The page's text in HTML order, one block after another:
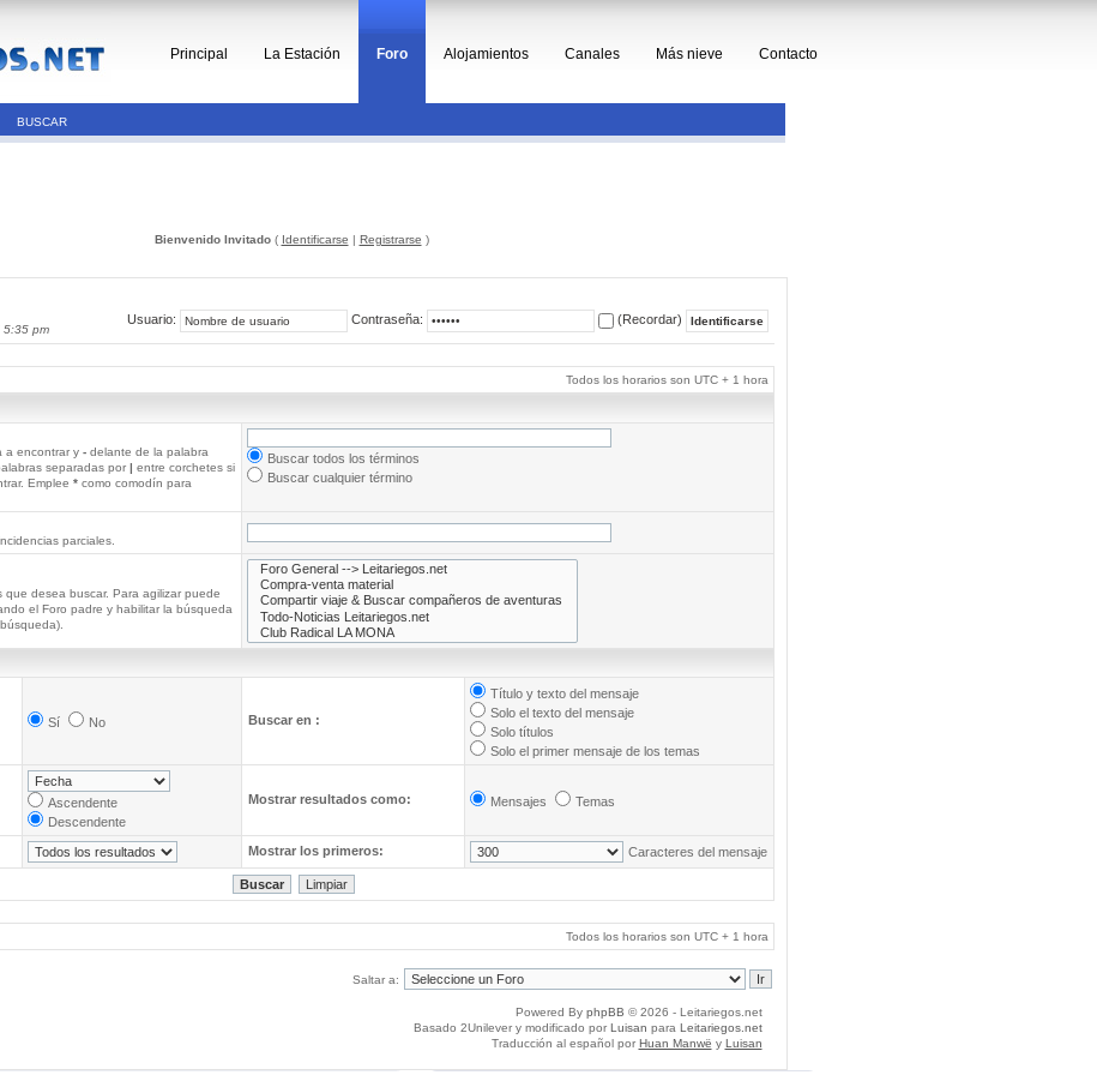
Principal La Estación Foro Alojamientos Canales Más nieve Contacto
BUSCAR
Bienvenido Invitado( Identificarse | Registrarse )
5:35 pm
Usuario: Contraseña: (Recordar)
Todos los horarios son UTC + 1 hora
a encontrar y -delante de la palabra
separadas por | entre corchetes si
Emplee *como comodín para
Buscar todos los términos
Buscar cualquier término
parciales.
desea buscar. Para agilizar puede
el Foro padre y habilitar la búsqueda
Sí No Buscar en :
Título y texto del mensaje
Solo el texto del mensaje
Solo títulos
Solo el primer mensaje de los temas
Ascendente
Descendente
Mostrar resultados como: Mensajes Temas
Mostrar los primeros: Caracteres del mensaje
Todos los horarios son UTC + 1 hora
Saltar a:
Powered By phpBB © 2026 - Leitariegos.net
Basado 2Unilever y modificado por Luisan para Leitariegos.net
Traducción al español por Huan Manwë y Luisan